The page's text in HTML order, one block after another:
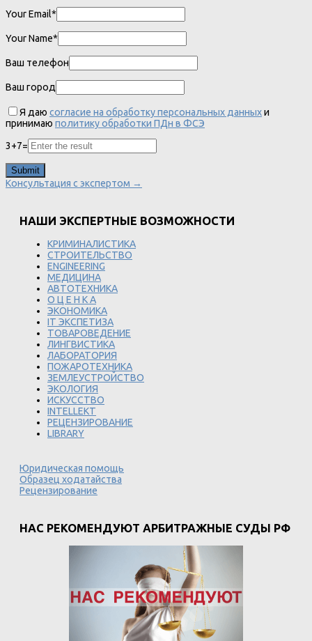
Your Email*
Your Name*
Ваш телефон
Ваш город
Я даю согласие на обработку персональных данныхи
принимаю политику обработки ПДн в ФСЭ
3+7=
Консультация с экспертом →
НАШИ ЭКСПЕРТНЫЕ ВОЗМОЖНОСТИ
КРИМИНАЛИСТИКА
СТРОИТЕЛЬСТВО
ENGINEERING
МЕДИЦИНА
АВТОТЕХНИКА
О Ц Е Н К А
ЭКОНОМИКА
IT ЭКСПЕТИЗА
ТОВАРОВЕДЕНИЕ
ЛИНГВИСТИКА
ЛАБОРАТОРИЯ
ПОЖАРОТЕХНИКА
ЗЕМЛЕУСТРОЙСТВО
ЭКОЛОГИЯ
ИСКУССТВО
INTELLEKT
РЕЦЕНЗИРОВАНИЕ
LIBRARY
Юридическая помощь
Образец ходатайства
Рецензирование
НАС РЕКОМЕНДУЮТ АРБИТРАЖНЫЕ СУДЫ РФ